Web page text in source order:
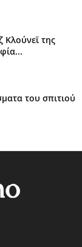
Κλούνεϊ της
του σπιτιού